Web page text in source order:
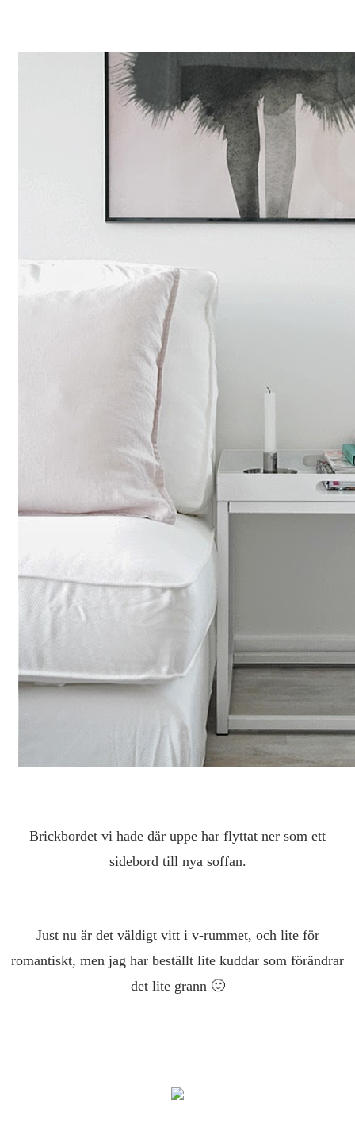
Brickbordet vi hade där uppe har flyttat ner som ett
sidebord till nya soffan.
Just nu är det väldigt vitt i v-rummet, och lite för
romantiskt, men jag har beställt lite kuddar som förändrar
det lite grann 🙂